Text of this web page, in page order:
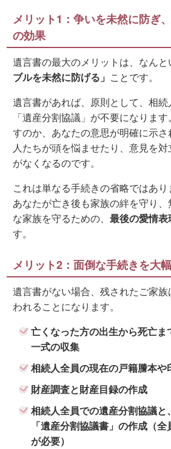
メリット1：争いを未然に防ぎ
の効果
遺言書の最大のメリットは、なんと
ブルを未然に防げる」 ことです。
遺言書があれば、原則として、相続
「遺産分割協議」が不要になりま
すのか、あなたの意思が明確に示
人たちが頭を悩ませたり、意見を
がなくなるのです。
これは単なる手続きの省略ではあり
あなたが亡き後も家族の絆を守り
な家族を守るための、最後の愛情表
す。
メリット2：面倒な手続きを大
遺言書がない場合、残されたご家
われることになります。
亡くなった方の出生から死亡
一式の収集
相続人全員の現在の戸籍謄本
財産調査と財産目録の作成
相続人全員での遺産分割協議と
「遺産分割協議書」の作成（
が必要）